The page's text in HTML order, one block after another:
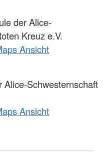
der Alice-
Kreuz e.V.
Ansicht
Alice-Schwesternschaft
Ansicht